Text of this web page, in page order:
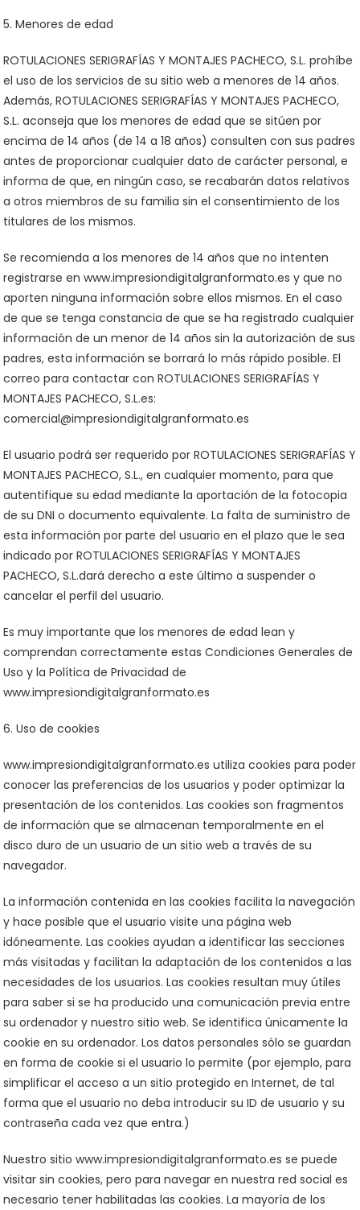
5. Menores de edad
ROTULACIONES SERIGRAFÍAS Y MONTAJES PACHECO, S.L. prohíbe
el uso de los servicios de su sitio web a menores de 14 años.
Además, ROTULACIONES SERIGRAFÍAS Y MONTAJES PACHECO,
S.L. aconseja que los menores de edad que se sitúen por
encima de 14 años (de 14 a 18 años) consulten con sus padres
antes de proporcionar cualquier dato de carácter personal, e
informa de que, en ningún caso, se recabarán datos relativos
a otros miembros de su familia sin el consentimiento de los
titulares de los mismos.
Se recomienda a los menores de 14 años que no intenten
registrarse en www.impresiondigitalgranformato.es y que no
aporten ninguna información sobre ellos mismos. En el caso
de que se tenga constancia de que se ha registrado cualquier
información de un menor de 14 años sin la autorización de sus
padres, esta información se borrará lo más rápido posible. El
correo para contactar con ROTULACIONES SERIGRAFÍAS Y
MONTAJES PACHECO, S.L.es:
comercial@impresiondigitalgranformato.es
El usuario podrá ser requerido por ROTULACIONES SERIGRAFÍAS Y
MONTAJES PACHECO, S.L., en cualquier momento, para que
autentifique su edad mediante la aportación de la fotocopia
de su DNI o documento equivalente. La falta de suministro de
esta información por parte del usuario en el plazo que le sea
indicado por ROTULACIONES SERIGRAFÍAS Y MONTAJES
PACHECO, S.L.dará derecho a este último a suspender o
cancelar el perfil del usuario.
Es muy importante que los menores de edad lean y
comprendan correctamente estas Condiciones Generales de
Uso y la Política de Privacidad de
www.impresiondigitalgranformato.es
6. Uso de cookies
www.impresiondigitalgranformato.es utiliza cookies para poder
conocer las preferencias de los usuarios y poder optimizar la
presentación de los contenidos. Las cookies son fragmentos
de información que se almacenan temporalmente en el
disco duro de un usuario de un sitio web a través de su
navegador.
La información contenida en las cookies facilita la navegación
y hace posible que el usuario visite una página web
idóneamente. Las cookies ayudan a identificar las secciones
más visitadas y facilitan la adaptación de los contenidos a las
necesidades de los usuarios. Las cookies resultan muy útiles
para saber si se ha producido una comunicación previa entre
su ordenador y nuestro sitio web. Se identifica únicamente la
cookie en su ordenador. Los datos personales sólo se guardan
en forma de cookie si el usuario lo permite (por ejemplo, para
simplificar el acceso a un sitio protegido en Internet, de tal
forma que el usuario no deba introducir su ID de usuario y su
contraseña cada vez que entra.)
Nuestro sitio www.impresiondigitalgranformato.es se puede
visitar sin cookies, pero para navegar en nuestra red social es
necesario tener habilitadas las cookies. La mayoría de los